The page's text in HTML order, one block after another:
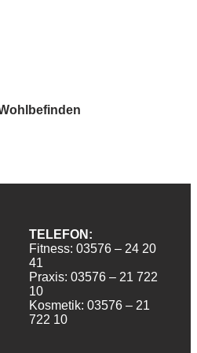
TELEFON:
Fitness: 03576 – 24 20
41
Praxis: 03576 – 21 722
10
Kosmetik: 03576 – 21
722 10